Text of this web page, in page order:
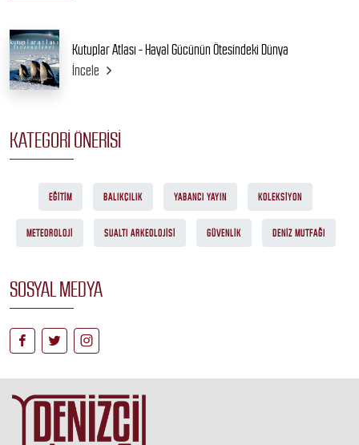
Kutuplar Atlası - Hayal Gücünün Ötesindeki Dünya
İncele
KATEGORI ÖNERISI
EĞITIM BALIKÇILIK YABANCI YAYIN KOLEKSIYON
METEOROLOJI SUALTI ARKEOLOJISI GÜVENLIK DENIZ MUTFAĞI
SOSYAL MEDYA